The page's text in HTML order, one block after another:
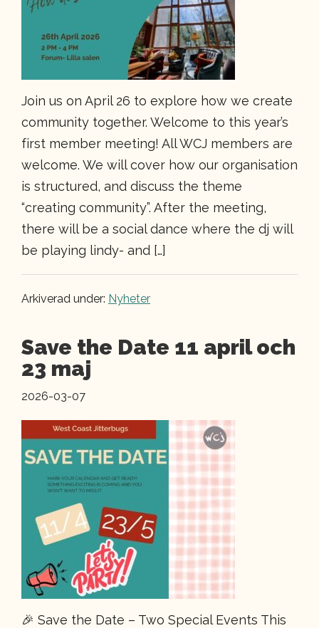
Join us on April 26 to explore how we create
community together. Welcome to this year’s
first member meeting! All WCJ members are
welcome. We will cover how our organisation
is structured, and discuss the theme
“creating community”. After the meeting,
there will be a social dance where the dj will
be playing lindy- and […]
Arkiverad under: Nyheter
Save the Date 11 april och
23 maj
2026-03-07
🎉 Save the Date – Two Special Events This